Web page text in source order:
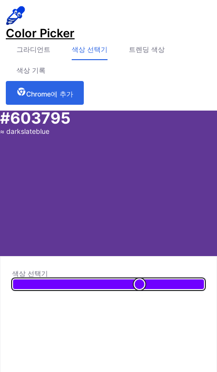
Color Picker
그라디언트 색상 선택기 트렌딩 색상
색상 기록
Chrome에 추가
#603795
≈ darkslateblue
색상 선택기